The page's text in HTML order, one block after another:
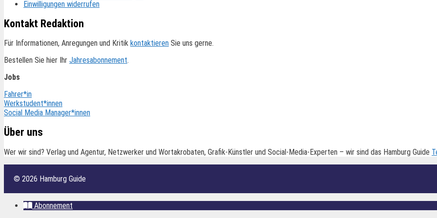
Einwilligungen widerrufen
Kontakt Redaktion
Für Informationen, Anregungen und Kritik kontaktieren Sie uns gerne.
Bestellen Sie hier Ihr Jahresabonnement.
Jobs
Fahrer*in
Werkstudent*innen
Social Media Manager*innen
Über uns
Wer wir sind? Verlag und Agentur, Netzwerker und Wortakrobaten, Grafik-Künstler und Social-Media-Experten – wir sind das Hamburg Guide
© 2026 Hamburg Guide
Abonnement